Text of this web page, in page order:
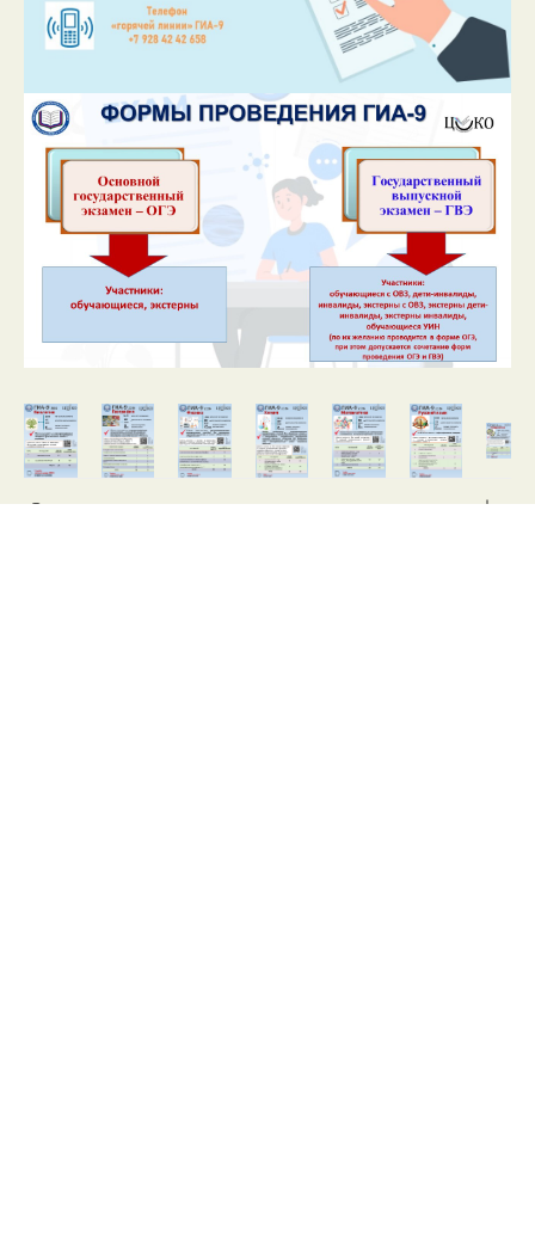
Федеральные документы